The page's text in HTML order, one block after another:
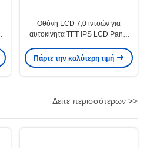
Οθόνη LCD 7,0 ιντσών για
αυτοκίνητα TFT IPS LCD Panel
Πάρτε την καλύτερη τιμή
Δείτε περισσότερων >>